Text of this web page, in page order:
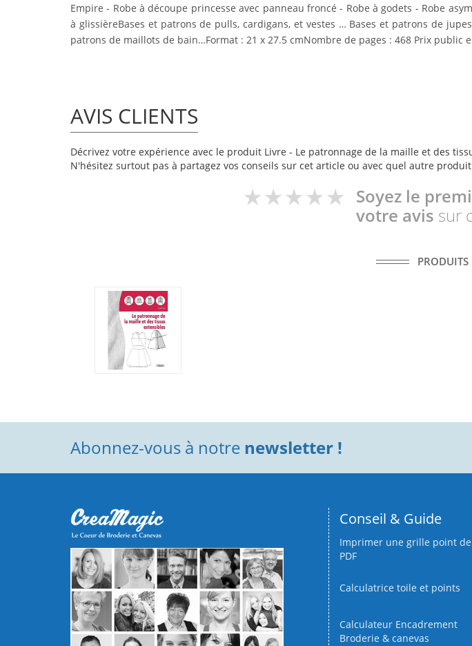
Empire - Robe à découpe princesse avec panneau froncé - Robe à godets - Robe
à glissièreBases et patrons de pulls, cardigans, et vestes … Bases et patrons de
patrons de maillots de bain…Format : 21 x 27.5 cmNombre de pages : 468 Prix public
AVIS CLIENTS
Décrivez votre expérience avec le produit Livre - Le patronnage de la maille et des
N'hésitez surtout pas à partagez vos conseils sur cet article ou avec quel autre produit
Soyez le
votre avis sur
PRODUITS
Abonnez-vous à notre newsletter !
Conseil & Guide
Imprimer une grille point
PDF
Calculatrice toile et points
Calculateur Encadrement
Broderie & canevas